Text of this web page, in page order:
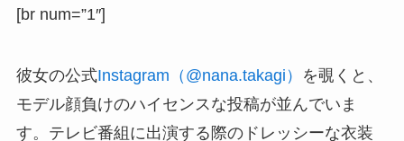
[br num=”1″]
彼女の公式Instagram（@nana.takagi）
を覗くと、
モデル顔負けのハイセンスな投稿が並んでいま
す。テレビ番組に出演する際のドレッシーな衣装